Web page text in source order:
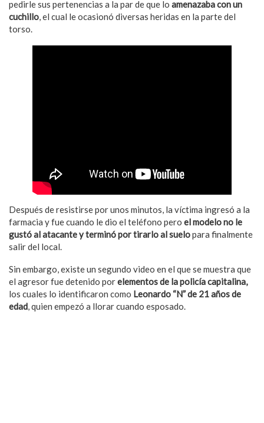
pedirle sus pertenencias a la par de que lo amenazaba con un
cuchillo, el cual le ocasionó diversas heridas en la parte del
torso.
Después de resistirse por unos minutos, la víctima ingresó a la
farmacia y fue cuando le dio el teléfono pero el modelo no le
gustó al atacante y terminó por tirarlo al suelopara finalmente
salir del local.
Sin embargo, existe un segundo video en el que se muestra que
el agresor fue detenido porelementos de la policía capitalina,
los cuales lo identificaron como Leonardo “N” de 21 años de
edad, quien empezó a llorar cuando esposado.